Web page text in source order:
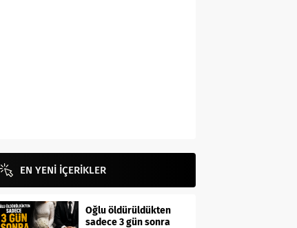
EN YENİ İÇERİKLER
Oğlu öldürüldükten
sadece 3 gün sonra